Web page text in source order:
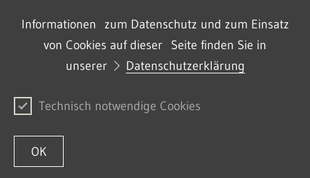
Informationen zum Datenschutz und zum Einsatz
von Cookies auf dieser Seite finden Sie in
unserer
Datenschutzerklärung
Technisch notwendige Cookies
OK